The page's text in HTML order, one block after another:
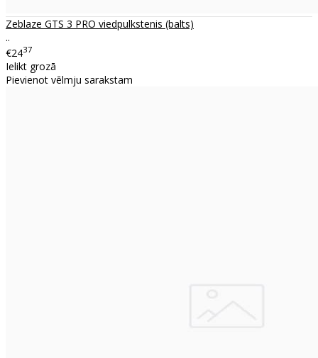
Zeblaze GTS 3 PRO viedpulkstenis (balts)
..
€2437
Ielikt grozā
Pievienot vēlmju sarakstam